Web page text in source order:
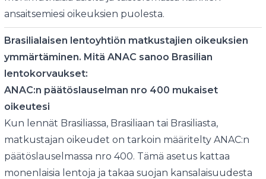
ansaitsemiesi oikeuksien puolesta.
Brasilialaisen lentoyhtiön matkustajien oikeuksien
ymmärtäminen. Mitä ANAC sanoo Brasilian
lentokorvaukset:
ANAC:n päätöslauselman nro 400 mukaiset
oikeutesi
Kun lennät Brasiliassa, Brasiliaan tai Brasiliasta,
matkustajan oikeudet on tarkoin määritelty ANAC:n
päätöslauselmassa nro 400. Tämä asetus kattaa
monenlaisia lentoja ja takaa suojan kansalaisuudesta